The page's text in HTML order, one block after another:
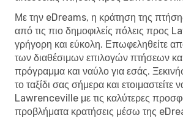
Με την eDreams, η κράτηση της
από τις πιο δημοφιλείς πόλεις προς
γρήγορη και εύκολη. Επωφεληθείτε
των διαθέσιμων επιλογών πτήσεων και
πρόγραμμα και ναύλο για εσάς.
το ταξίδι σας σήμερα και ετοιμαστείτε
Lawrenceville με τις καλύτερες
προβλήματα κρατήσεις μέσω της